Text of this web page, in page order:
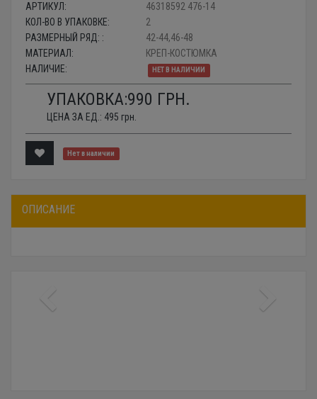
АРТИКУЛ:
46318592 476-14
КОЛ-ВО В УПАКОВКЕ:
2
РАЗМЕРНЫЙ РЯД: :
42-44,46-48
МАТЕРИАЛ:
КРЕП-КОСТЮМКА
НАЛИЧИЕ:
НЕТ В НАЛИЧИИ
УПАКОВКА:990 ГРН.
ЦЕНА ЗА ЕД.: 495 грн.
Нет в наличии
ОПИСАНИЕ